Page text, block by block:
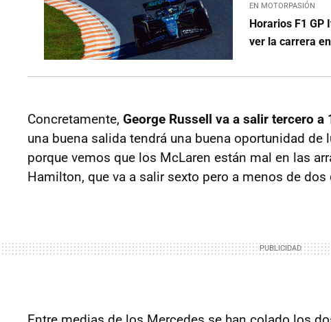
EN MOTORPASIÓN
Horarios F1 GP
ver la carrera
Concretamente, George Russell va a salir tercero
una buena salida tendrá una buena oportunidad de
porque vemos que los McLaren están mal en las
Hamilton, que va a salir sexto pero a menos de